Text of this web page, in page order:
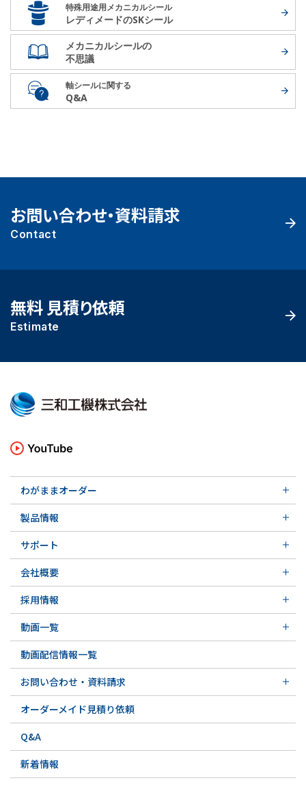
特殊用途用メカニカルシール
レディメードのSKシール
メカニカルシールの
不思議
軸シールに関する
Q&A
お問い合わせ・資料請求
Contact
無料 見積り依頼
Estimate
わがままオーダー
実例ご紹介
その他の導入事例
軸受け付きシールユニット
実例ご紹介
製品情報
特殊用途用メカニカルシール
メカニカルシールの不思議
サポート
実例ご紹介
会社概要
会社沿革
関連会社
採用情報
先輩の声
募集要項&FAQ
動画一覧
初級講座
専門用語の解説
動画配信情報一覧
お問い合わせ・資料請求
お問い合わせ例一覧
オーダーメイド見積り依頼
Q&A
新着情報